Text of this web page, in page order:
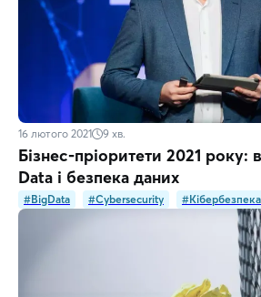
16 лютого 2021 9 хв.
Бізнес-пріоритети 2021 року:
Data і безпека даних
#BigData #Cybersecurity #Кібербезпека